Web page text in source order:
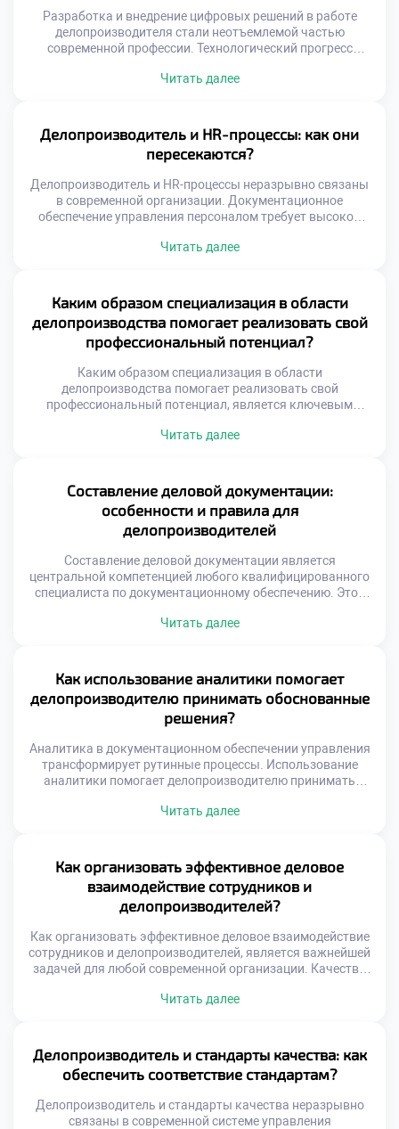
трансформируется из исполнителя в оптимизатора […]
Разработка и внедрение цифровых решений в работе
делопроизводителя стали неотъемлемой частью
современной профессии. Технологический прогресс
документацией и информацией. Специалист сегодня
экспертиза определяет успех автоматизации в любой
организации. Цифровизация требует глубокого
понимания специфики документооборота и бизнес-задач.
Простая покупка программного обеспечения […]
Читать далее
Делопроизводитель и HR-процессы: как они
пересекаются?
Делопроизводитель и HR-процессы неразрывно связаны
в современной организации. Документационное
обеспечение управления персоналом требует высокой
последствиям. Специалист по документам становится
Пересечение функций происходит на уровне
нормативного регулирования. Трудовое
законодательство диктует строгие правила оформления
бумаг. Делопроизводитель обеспечивает юридическую
Читать далее
Каким образом специализация в области
делопроизводства помогает реализовать свой
профессиональный потенциал?
Каким образом специализация в области
делопроизводства помогает реализовать свой
профессиональный потенциал, является ключевым
фокусировка позволяет достичь мастерства быстрее, чем
специалиста. Работодатели ценят конкретные
компетенции выше размытых общих знаний. Реализация
потенциала начинается с четкого понимания своей ниши.
Специализация превращает рутинную […]
Читать далее
Составление деловой документации:
особенности и правила для
делопроизводителей
Составление деловой документации является
центральной компетенцией любого квалифицированного
специалиста по документационному обеспечению. Этот
понимания управленческих задач организации. Качество
Именно умение создавать безупречные документы
отличает профессионала от обычного пользователя
текстового редактора. Деловая переписка и служебные
бумаги […]
Читать далее
Как использование аналитики помогает
делопроизводителю принимать обоснованные
решения?
Аналитика в документационном обеспечении управления
трансформирует рутинные процессы. Использование
аналитики помогает делопроизводителю принимать
данные заменяют интуитивные догадки в современной
Это повышает качество управленческих решений и
снижает риски ошибок. Современный документооборот
генерирует огромное количество структурированной
информации. Простая регистрация документов уже […]
Читать далее
Как организовать эффективное деловое
взаимодействие сотрудников и
делопроизводителей?
Как организовать эффективное деловое взаимодействие
сотрудников и делопроизводителей, является важнейшей
задачей для любой современной организации. Качество
работы всего коллектива. Делопроизводитель не может
задержки и конфликты. Эффективное взаимодействие
строится на четких правилах и взаимном уважении.
Понимание ролей каждого участника процесса устраняет
Читать далее
Делопроизводитель и стандарты качества: как
обеспечить соответствие стандартам?
Делопроизводитель и стандарты качества неразрывно
связаны в современной системе управления